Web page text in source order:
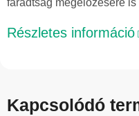
fáradtság megelőzésére is
Részletes információ
Kapcsolódó